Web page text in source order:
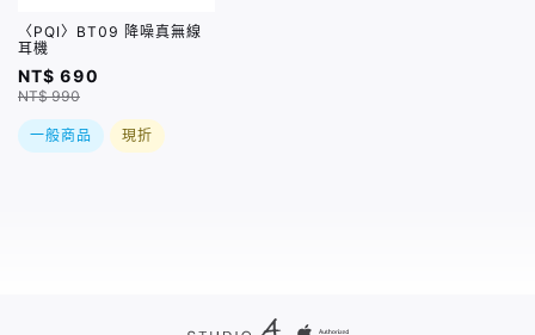
〈PQI〉BT09 降噪真無線
耳機
NT$ 690
NT$ 990
一般商品 現折